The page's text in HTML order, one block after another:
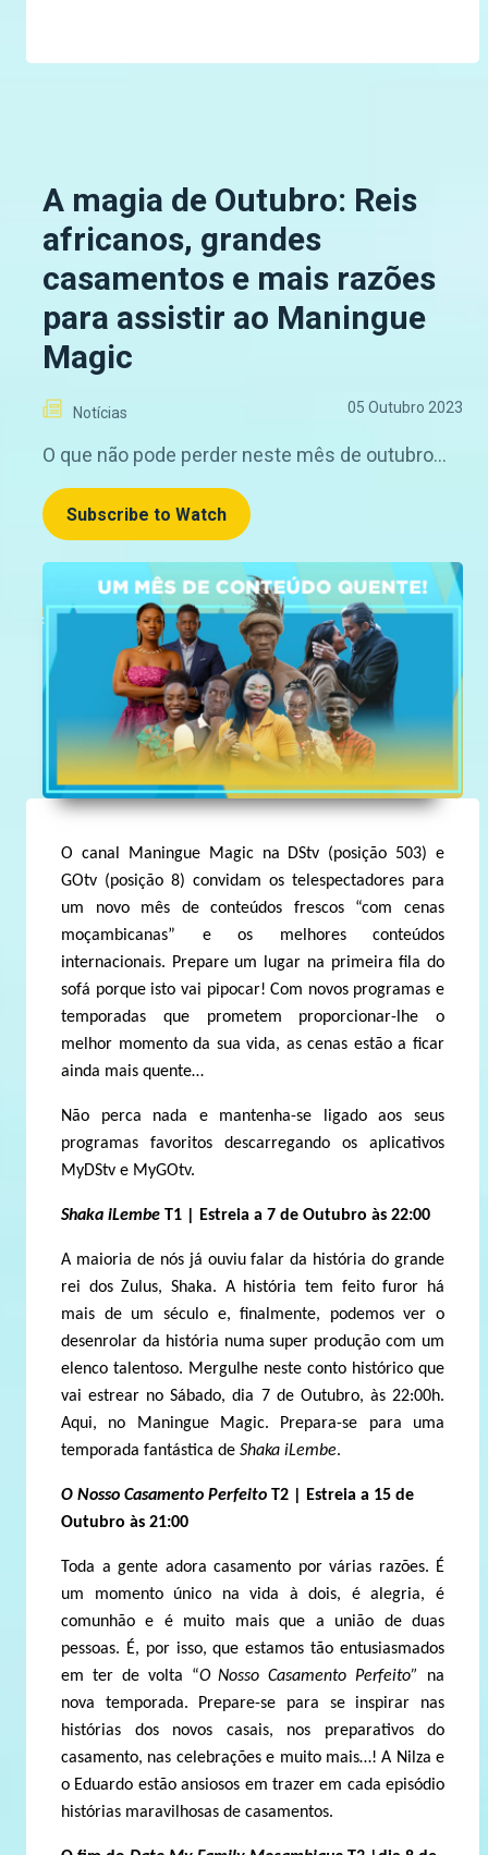
A magia de Outubro: Reis
africanos, grandes
casamentos e mais razões
para assistir ao Maningue
Magic
Notícias 05 Outubro 2023
O que não pode perder neste mês de outubro…
Subscribe to Watch
O canal Maningue Magic na DStv (posição 503) e
GOtv (posição 8) convidam os telespectadores para
um novo mês de conteúdos frescos “com cenas
moçambicanas” e os melhores conteúdos
internacionais. Prepare um lugar na primeira fila do
sofá porque isto vai pipocar! Com novos programas e
temporadas que prometem proporcionar-lhe o
melhor momento da sua vida, as cenas estão a ficar
ainda mais quente…
Não perca nada e mantenha-se ligado aos seus
programas favoritos descarregando os aplicativos
MyDStv e MyGOtv.
Shaka iLembe T1 | Estreia a 7 de Outubro às 22:00
A maioria de nós já ouviu falar da história do grande
rei dos Zulus, Shaka. A história tem feito furor há
mais de um século e, finalmente, podemos ver o
desenrolar da história numa super produção com um
elenco talentoso. Mergulhe neste conto histórico que
vai estrear no Sábado, dia 7 de Outubro, às 22:00h.
Aqui, no Maningue Magic. Prepara-se para uma
temporada fantástica de Shaka iLembe.
O Nosso Casamento Perfeito T2 | Estreia a 15 de
Outubro às 21:00
Toda a gente adora casamento por várias razões. É
um momento único na vida à dois, é alegria, é
comunhão e é muito mais que a união de duas
pessoas. É, por isso, que estamos tão entusiasmados
em ter de volta “O Nosso Casamento Perfeito”
na
nova temporada. Prepare-se para se inspirar nas
histórias dos novos casais, nos preparativos do
casamento, nas celebrações e muito mais…! A Nilza e
o Eduardo estão ansiosos em trazer em cada episódio
histórias maravilhosas de casamentos.